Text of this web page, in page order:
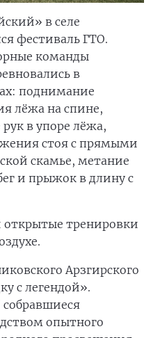
в селе
фестиваль ГТО.
команды
в
поднимание
лёжа на спине,
в упоре лёжа,
стоя с прямыми
скамье, метание
и прыжок в длину с
открытые тренировки
Арзгирского
с легендой».
опытного